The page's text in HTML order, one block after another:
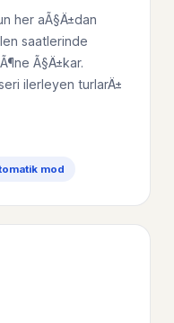
her aÃ§Ä±dan
saatlerinde
Ã§Ä±kar.
ilerleyen turlarÄ±
mod